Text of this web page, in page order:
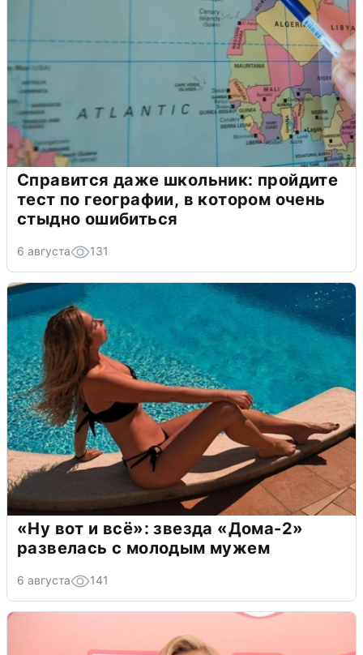
Справится даже школьник: пройдите
тест по географии, в котором очень
стыдно ошибиться
6 августа 131
«Ну вот и всё»: звезда «Дома-2»
развелась с молодым мужем
6 августа 141